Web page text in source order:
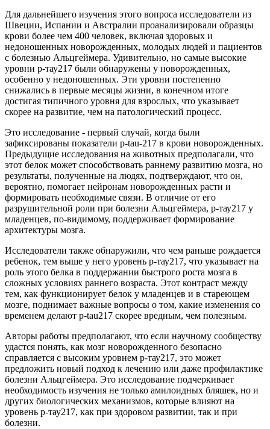
Для дальнейшего изучения этого вопроса исследователи из
Швеции, Испании и Австралии проанализировали образцы
крови более чем 400 человек, включая здоровых и
недоношенных новорожденных, молодых людей и пациентов
с болезнью Альцгеймера. Удивительно, но самые высокие
уровни р-тау217 были обнаружены у новорожденных,
особенно у недоношенных. Эти уровни постепенно
снижались в первые месяцы жизни, в конечном итоге
достигая типичного уровня для взрослых, что указывает
скорее на развитие, чем на патологический процесс.
Это исследование - первый случай, когда были
зафиксированы показатели p-tau-217 в крови новорожденных.
Предыдущие исследования на животных предполагали, что
этот белок может способствовать раннему развитию мозга, но
результаты, полученные на людях, подтверждают, что он,
вероятно, помогает нейронам новорожденных расти и
формировать необходимые связи. В отличие от его
разрушительной роли при болезни Альцгеймера, р-тау217 у
младенцев, по-видимому, поддерживает формирование
архитектуры мозга.
Исследователи также обнаружили, что чем раньше рождается
ребенок, тем выше у него уровень р-тау217, что указывает на
роль этого белка в поддержании быстрого роста мозга в
сложных условиях раннего возраста. Этот контраст между
тем, как функционирует белок у младенцев и в стареющем
мозге, поднимает важные вопросы о том, какие изменения со
временем делают p-tau217 скорее вредным, чем полезным.
Авторы работы предполагают, что если научному сообществу
удастся понять, как мозг новорожденного безопасно
справляется с высоким уровнем р-тау217, это может
предложить новый подход к лечению или даже профилактике
болезни Альцгеймера. Это исследование подчеркивает
необходимость изучения не только амилоидных бляшек, но и
других биологических механизмов, которые влияют на
уровень р-тау217, как при здоровом развитии, так и при
болезни.